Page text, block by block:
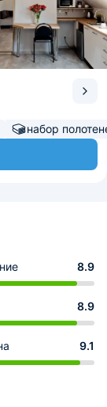
набор
8.9
8.9
9.1